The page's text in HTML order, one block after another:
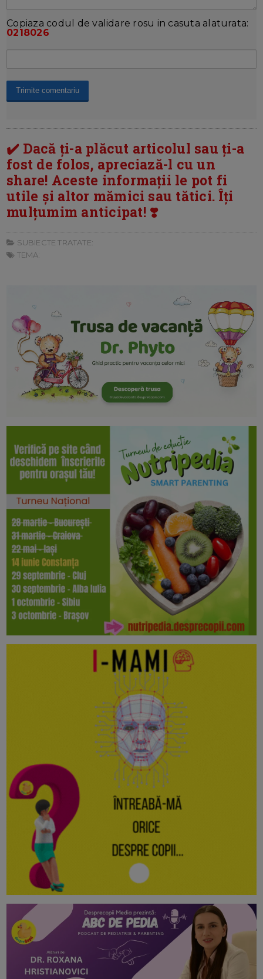
Copiaza codul de validare rosu in casuta alaturata:
0218026
✔️ Dacă ți-a plăcut articolul sau ți-a
fost de folos, apreciază-l cu un
share! Aceste informații le pot fi
utile și altor mămici sau tătici. Îți
mulțumim anticipat! ❣️
SUBIECTE TRATATE:
TEMA: